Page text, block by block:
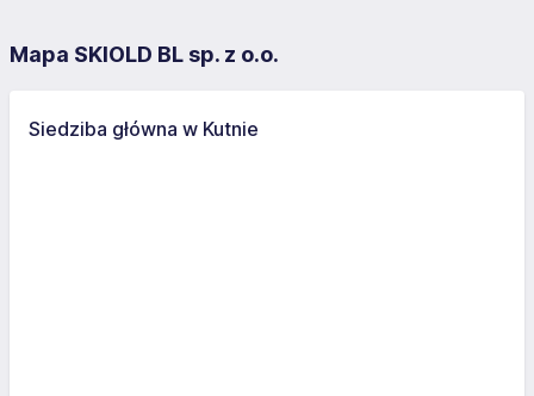
Mapa SKIOLD BL sp. z o.o.
Siedziba główna w Kutnie